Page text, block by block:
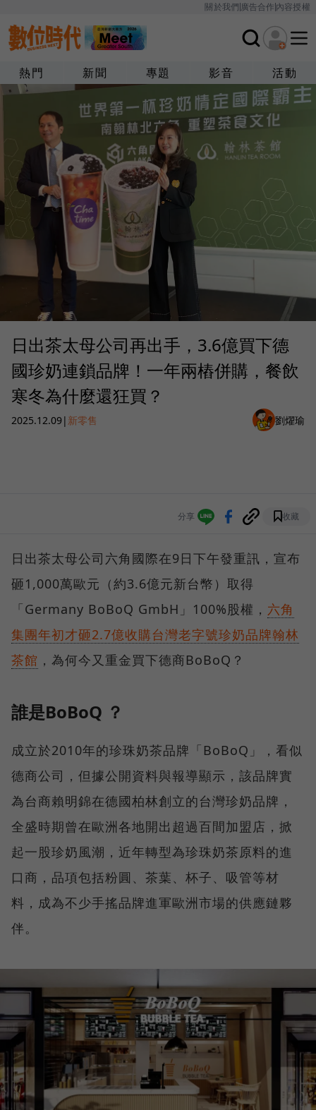
關於我們廣告合作內容授權
熱門 新聞 專題 影音 活動
日出茶太母公司再出手，3.6億買下德
國珍奶連鎖品牌！一年兩樁併購，餐飲
寒冬為什麼還狂買？
2025.12.09| 新零售 劉燿瑜
分享 收藏
日出茶太母公司六角國際在9日下午發重訊，宣布
砸1,000萬歐元（約3.6億元新台幣）取得
「Germany BoBoQ GmbH」100%股權， 六角
集團年初才砸2.7億收購台灣老字號珍奶品牌翰林
茶館 ，為何今又重金買下德商BoBoQ？
誰是BoBoQ ？
成立於2010年的珍珠奶茶品牌「BoBoQ」，看似
德商公司，但據公開資料與報導顯示，該品牌實
為台商賴明錦在德國柏林創立的台灣珍奶品牌，
全盛時期曾在歐洲各地開出超過百間加盟店，掀
起一股珍奶風潮，近年轉型為珍珠奶茶原料的進
口商，品項包括粉圓、茶葉、杯子、吸管等材
料，成為不少手搖品牌進軍歐洲市場的供應鏈夥
伴。